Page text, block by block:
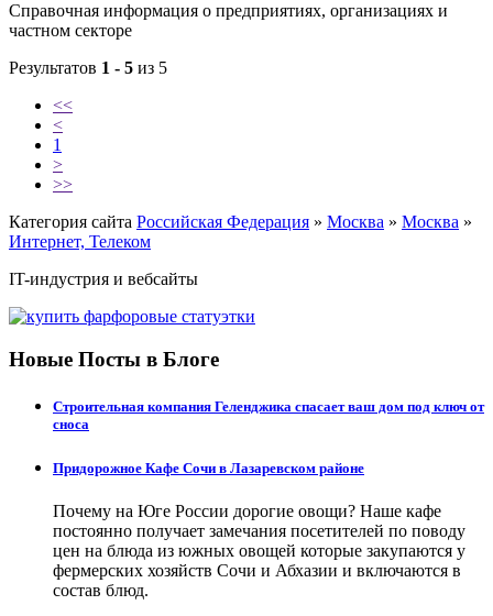
Справочная информация о предприятиях, организациях и
частном секторе
Результатов 1 - 5 из 5
<<
<
1
>
>>
Категория сайта Российская Федерация » Москва » Москва »
Интернет, Телеком
IT-индустрия и вебсайты
Новые Посты в Блоге
Строительная компания Геленджика спасает ваш дом под ключ от
сноса
Придорожное Кафе Сочи в Лазаревском районе
Почему на Юге России дорогие овощи? Наше кафе
постоянно получает замечания посетителей по поводу
цен на блюда из южных овощей которые закупаются у
фермерских хозяйств Сочи и Абхазии и включаются в
состав блюд.